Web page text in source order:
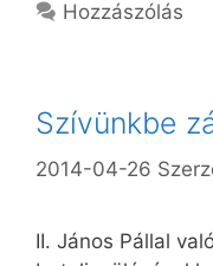
Hozzászólás
Szívünkbe
2014-04-26
II. János Pállal